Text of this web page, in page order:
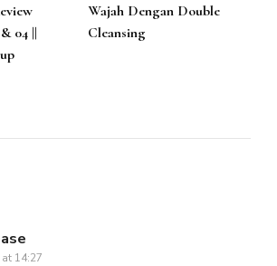
04 ||
Wajah Dengan Double
Cleansing
14:27